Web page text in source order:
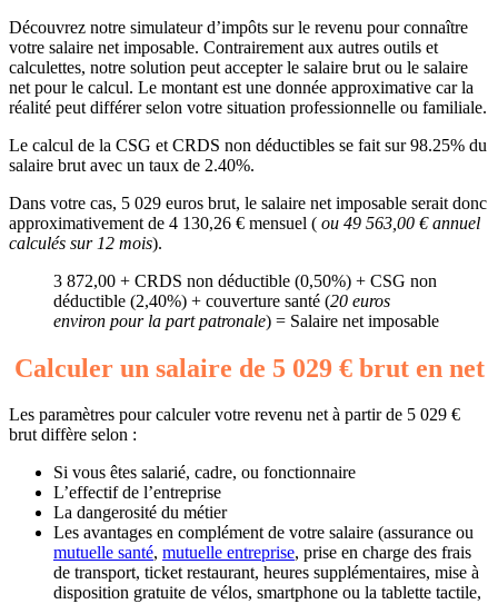
Découvrez notre simulateur d’impôts sur le revenu pour connaître
votre salaire net imposable. Contrairement aux autres outils et
calculettes, notre solution peut accepter le salaire brut ou le salaire
net pour le calcul. Le montant est une donnée approximative car la
réalité peut différer selon votre situation professionnelle ou familiale.
Le calcul de la CSG et CRDS non déductibles se fait sur 98.25% du
salaire brut avec un taux de 2.40%.
Dans votre cas, 5 029 euros brut, le salaire net imposable serait donc
approximativement de 4 130,26 € mensuel ( ou 49 563,00 € annuel
calculés sur 12 mois).
3 872,00 + CRDS non déductible (0,50%) + CSG non
déductible (2,40%) + couverture santé (20 euros
environ pour la part patronale) = Salaire net imposable
Calculer un salaire de 5 029 € brut en net
Les paramètres pour calculer votre revenu net à partir de 5 029 €
brut diffère selon :
Si vous êtes salarié, cadre, ou fonctionnaire
L’effectif de l’entreprise
La dangerosité du métier
Les avantages en complément de votre salaire (assurance ou
mutuelle santé, mutuelle entreprise, prise en charge des frais
de transport, ticket restaurant, heures supplémentaires, mise à
disposition gratuite de vélos, smartphone ou la tablette tactile,